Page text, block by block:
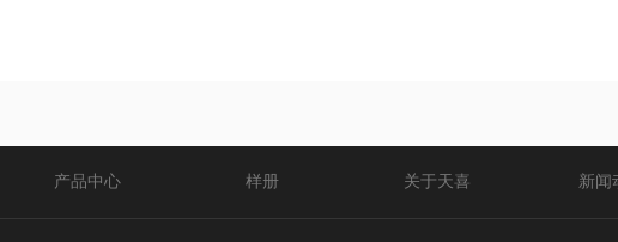
产品中心 样册 关于天喜 新闻